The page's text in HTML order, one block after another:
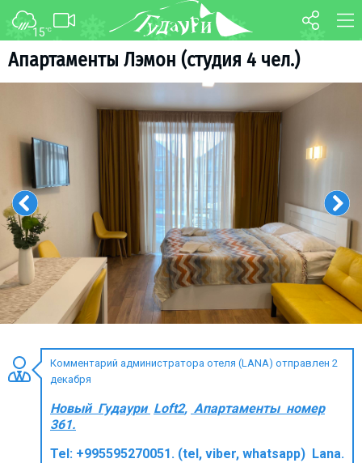
15°C
Aпартаменты Лэмон (студия 4 чел.)
Комментарий администратора отеля (LANA) отправлен 2
декабря
Новый Гудаури Loft2, Апартаменты номер
361.
Tel: +995595270051. (tel, viber, whatsapp) Lana.
ФОРУМ КАРТА
ТРАНСФЕР
О курорте
Схема трасс
Инструкторы
Прокат
Ски-сервис
Дети в Гудаури
Развлечения
Календарь событий
Гудаури
INFO
ПРОЖИВАНИЕ